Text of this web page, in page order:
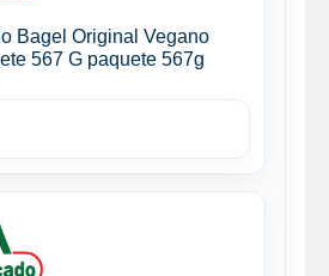
Bagel Original Vegano
567 G paquete 567g